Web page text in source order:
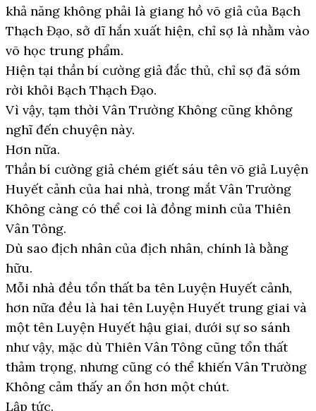
khả năng không phải là giang hồ võ giả của Bạch
Thạch Đạo, sở dĩ hắn xuất hiện, chỉ sợ là nhằm vào
võ học trung phẩm.
Hiện tại thần bí cường giả đắc thủ, chỉ sợ đã sớm
rời khỏi Bạch Thạch Đạo.
Vì vậy, tạm thời Vân Trường Không cũng không
nghĩ đến chuyện này.
Hơn nữa.
Thần bí cường giả chém giết sáu tên võ giả Luyện
Huyết cảnh của hai nhà, trong mắt Vân Trường
Không càng có thể coi là đồng minh của Thiên
Vân Tông.
Dù sao địch nhân của địch nhân, chính là bằng
hữu.
Mỗi nhà đều tổn thất ba tên Luyện Huyết cảnh,
hơn nữa đều là hai tên Luyện Huyết trung giai và
một tên Luyện Huyết hậu giai, dưới sự so sánh
như vậy, mặc dù Thiên Vân Tông cũng tổn thất
thảm trọng, nhưng cũng có thể khiến Vân Trường
Không cảm thấy an ổn hơn một chút.
Lập tức.